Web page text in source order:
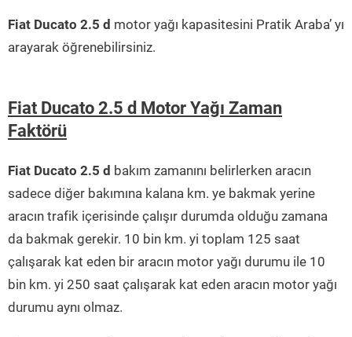
Fiat Ducato 2.5 d motor yağı kapasitesini Pratik Araba’ yı
arayarak öğrenebilirsiniz.
Fiat Ducato 2.5 d Motor Yağı Zaman
Faktörü
Fiat Ducato 2.5 d bakım zamanını belirlerken aracın
sadece diğer bakımına kalana km. ye bakmak yerine
aracın trafik içerisinde çalışır durumda olduğu zamana
da bakmak gerekir. 10 bin km. yi toplam 125 saat
çalışarak kat eden bir aracın motor yağı durumu ile 10
bin km. yi 250 saat çalışarak kat eden aracın motor yağı
durumu aynı olmaz.